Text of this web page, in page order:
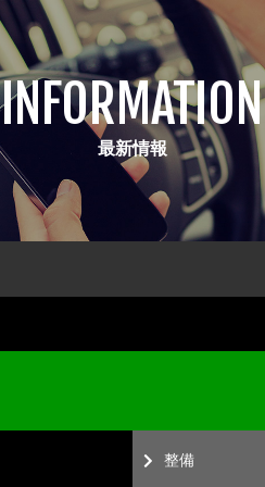
INFORMATION
最新情報
整備